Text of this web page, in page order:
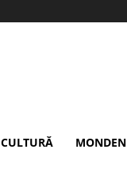
CULTURĂ MONDEN